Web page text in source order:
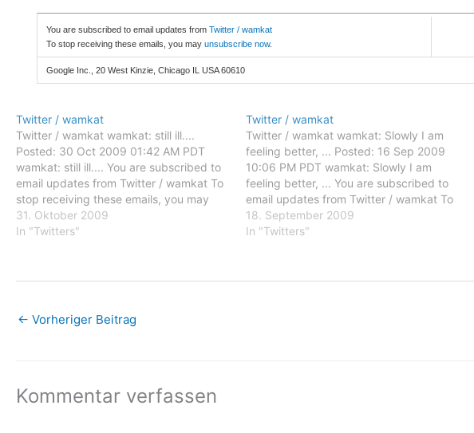
You are subscribed to email updates from Twitter / wamkat
To stop receiving these emails, you may unsubscribe now.
Google Inc., 20 West Kinzie, Chicago IL USA 60610
Twitter / wamkat
Twitter / wamkat wamkat: still ill....
Posted: 30 Oct 2009 01:42 AM PDT
wamkat: still ill.... You are subscribed to
email updates from Twitter / wamkat To
stop receiving these emails, you may
unsubscribe now. Email delivery
powered by Google Google Inc., 20
31. Oktober 2009
In "Twitters"
Twitter / wamkat
Twitter / wamkat wamkat: Slowly I am
feeling better, ... Posted: 16 Sep 2009
10:06 PM PDT wamkat: Slowly I am
feeling better, ... You are subscribed to
email updates from Twitter / wamkat To
stop receiving these emails, you may
unsubscribe now. Email delivery
18. September 2009
In "Twitters"
← Vorheriger Beitrag
Kommentar verfassen